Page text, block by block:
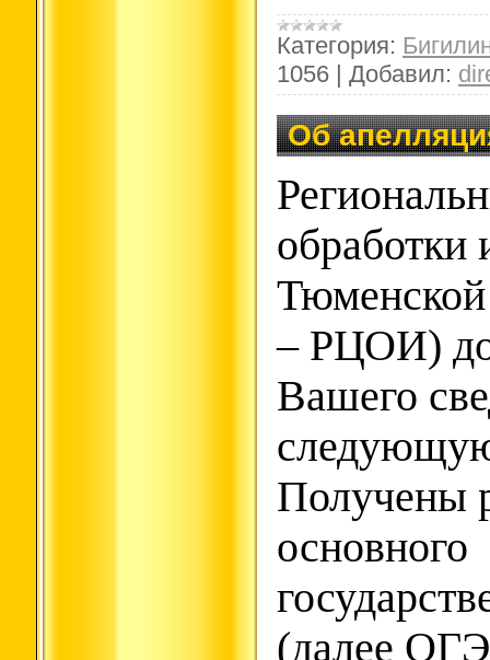
Категория:
1056 | Добавил:
Об
Тюменской
– РЦОИ)
Вашего
Получены
основного
(далее